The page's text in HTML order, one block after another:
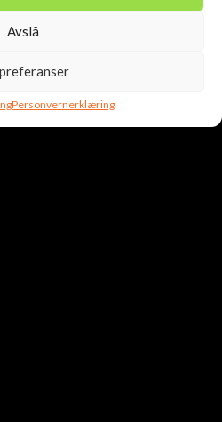
Avslå
Personvernerklæring